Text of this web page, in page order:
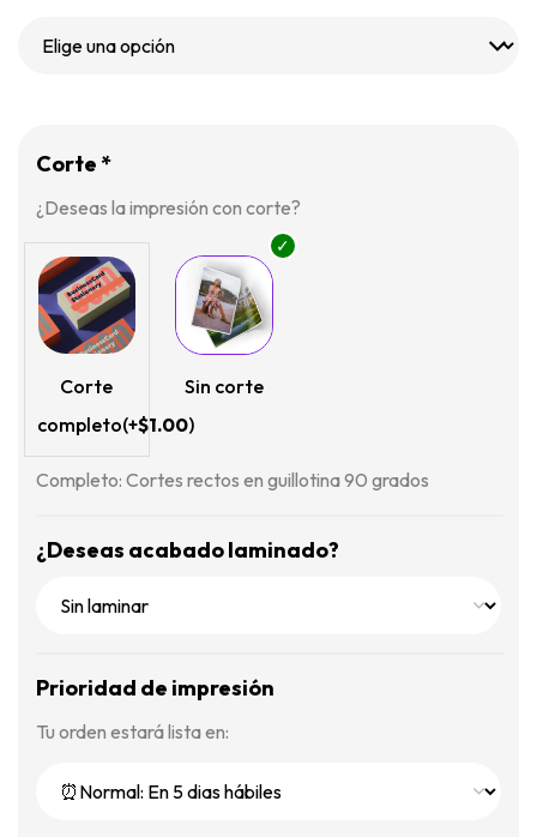
Corte *
¿Deseas la impresión con corte?
Corte
completo(+$1.00)
Sin corte
Completo: Cortes rectos en guillotina 90 grados
¿Deseas acabado laminado?
Prioridad de impresión
Tu orden estará lista en: